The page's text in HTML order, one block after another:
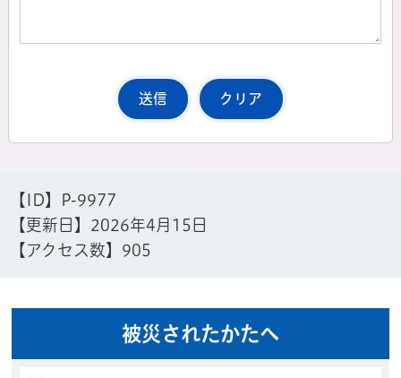
【ID】
P-9977
【更新日】 2026年4月15日
【アクセス数】 905
被災されたかたへ